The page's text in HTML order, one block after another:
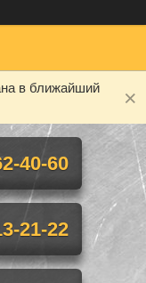
в ближайший
40-60
21-22